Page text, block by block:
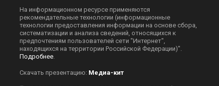
На информационном ресурсе применяются
рекомендательные технологии (информационные
технологии предоставления информации на основе сбора,
систематизации и анализа сведений, относящихся к
предпочтениям пользователей сети "Интернет",
находящихся на территории Российской Федерации)".
Подробнее
Скачать презентацию: Медиа-кит